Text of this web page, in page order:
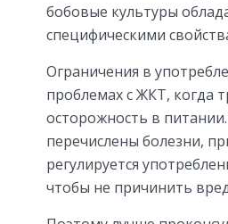
бобовые культуры
специфическими
Ограничения в
проблемах с ЖКТ, когда
осторожность в
перечислены болезни,
регулируется
чтобы не причинить